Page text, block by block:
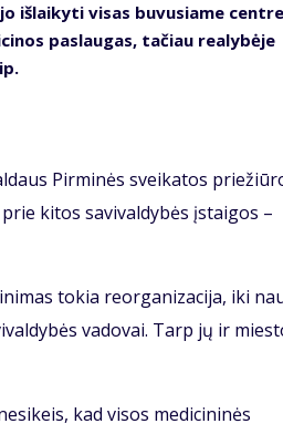
išlaikyti visas buvusiame centre
paslaugas, tačiau realybėje
Pirminės sveikatos
kitos savivaldybės įstaigos –
tokia reorganizacija, iki
vadovai. Tarp jų ir
kad visos medicininės